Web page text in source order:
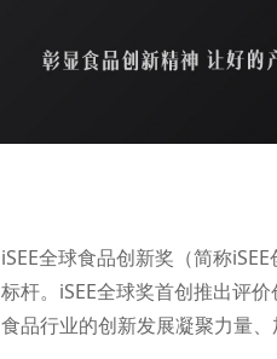
iSEE全球食品创新奖（简称
标杆。iSEE全球奖首创推出评
食品行业的创新发展凝聚力量